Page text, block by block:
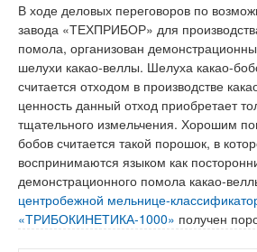
В ходе деловых переговоров по
завода «ТЕХПРИБОР» для
помола, организован
шелухи какао-веллы. Шелуха какао-
считается отходом в производстве
ценность данный отход приобретает
тщательного измельчения. Хорошим
бобов считается такой порошок, в
воспринимаются языком как
демонстрационного помола какао-
центробежной мельнице-
«ТРИБОКИНЕТИКА-1000» получен